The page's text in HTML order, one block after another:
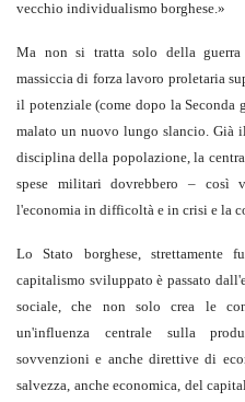
vecchio individualismo borghese.»
Ma non si tratta solo della
massiccia di forza lavoro proletaria
il potenziale (come dopo la Seconda
malato un nuovo lungo slancio. Già
disciplina della popolazione, la
spese militari dovrebbero – così
l'economia in difficoltà e in crisi e la
Lo Stato borghese,
capitalismo sviluppato è passato
sociale, che non solo crea le
un'influenza centrale sulla
sovvenzioni e anche direttive di
salvezza, anche economica, del